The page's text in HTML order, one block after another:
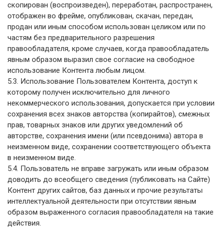
скопирован (воспроизведен), переработан, распространен,
отображен во фрейме, опубликован, скачан, передан,
продан или иным способом использован целиком или по
частям без предварительного разрешения
правообладателя, кроме случаев, когда правообладатель
явным образом выразил свое согласие на свободное
использование Контента любым лицом.
5.3. Использование Пользователем Контента, доступ к
которому получен исключительно для личного
некоммерческого использования, допускается при условии
сохранения всех знаков авторства (копирайтов), смежных
прав, товарных знаков или других уведомлений об
авторстве, сохранения имени (или псевдонима) автора в
неизменном виде, сохранении соответствующего объекта
в неизменном виде.
5.4. Пользователь не вправе загружать или иным образом
доводить до всеобщего сведения (публиковать на Сайте)
Контент других сайтов, баз данных и прочие результаты
интеллектуальной деятельности при отсутствии явным
образом выраженного согласия правообладателя на такие
действия.